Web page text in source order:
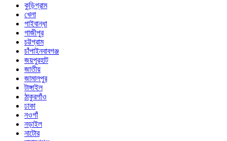
কুড়িগ্রাম
খেলা
গাইবান্ধা
গাজীপুর
চট্টগ্রাম
চাঁপাইনবাবগঞ্জ
জয়পুরহাট
জাতীয়
জামালপুর
টাঙ্গাইল
ঠাকুরগাঁও
ঢাকা
নওগাঁ
নড়াইল
নাটোর